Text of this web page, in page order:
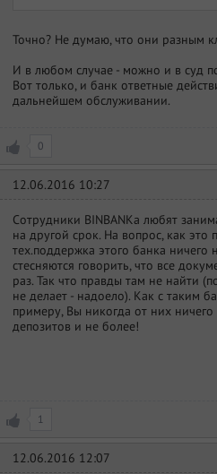
Точно? Не думаю, что они разным
И в любом случае - можно и в суд
Вот только, и банк ответные
дальнейшем обслуживании.
0
12.06.2016 10:27
Сотрудники BINBANKа любят
на другой срок. На вопрос, как
тех.поддержка этого банка ничего
стесняются говорить, что все
раз. Так что правды там не найти
не делает - надоело). Как с таким
примеру, Вы никогда от них
депозитов и не более!
1
12.06.2016 12:07